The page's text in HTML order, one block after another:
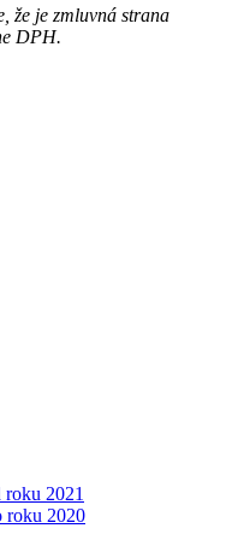
že je zmluvná strana
DPH.
2021
roku 2020